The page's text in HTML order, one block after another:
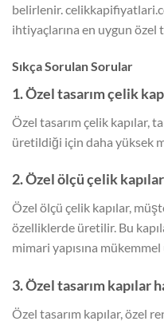
belirlenir.
ihtiyaçlarına en uygun özel
Sıkça Sorulan Sorular
1. Özel tasarım çelik
Özel tasarım çelik kapılar,
üretildiği için daha yüksek
2. Özel ölçü çelik
Özel ölçü çelik kapılar,
özelliklerde üretilir. Bu
mimari yapısına
3. Özel tasarım
Özel tasarım kapılar, özel